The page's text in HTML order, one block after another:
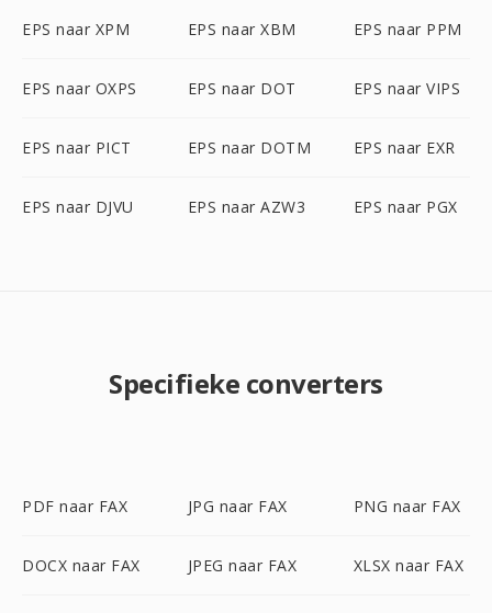
EPS naar XPM EPS naar XBM EPS naar PPM
EPS naar OXPS EPS naar DOT EPS naar VIPS
EPS naar PICT EPS naar DOTM EPS naar EXR
EPS naar DJVU EPS naar AZW3 EPS naar PGX
Specifieke converters
PDF naar FAX JPG naar FAX PNG naar FAX
DOCX naar FAX JPEG naar FAX XLSX naar FAX